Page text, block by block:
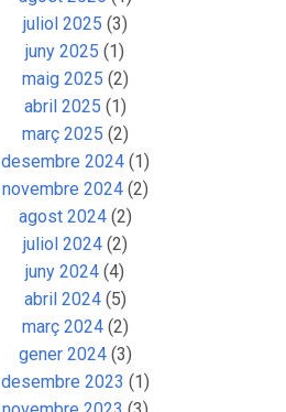
juliol 2025 (3)
juny 2025 (1)
maig 2025 (2)
abril 2025 (1)
març 2025 (2)
desembre 2024(1)
novembre 2024(2)
agost 2024(2)
juliol 2024(2)
juny 2024 (4)
abril 2024(5)
març 2024(2)
gener 2024(3)
desembre 2023 (1)